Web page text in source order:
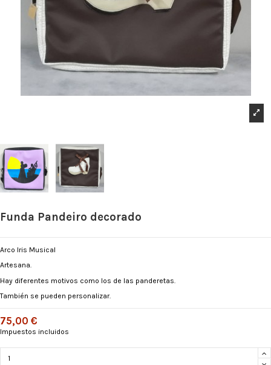
Funda Pandeiro decorado
Arco Iris Musical
Artesana.
Hay diferentes motivos como los de las panderetas.
También se pueden personalizar.
75,00 €
Impuestos incluidos